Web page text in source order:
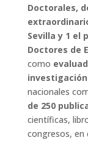
Doctorales,
Sevilla y 1 el
Doctores de
como
investigación
nacionales
de 250
científicas,
congresos, en